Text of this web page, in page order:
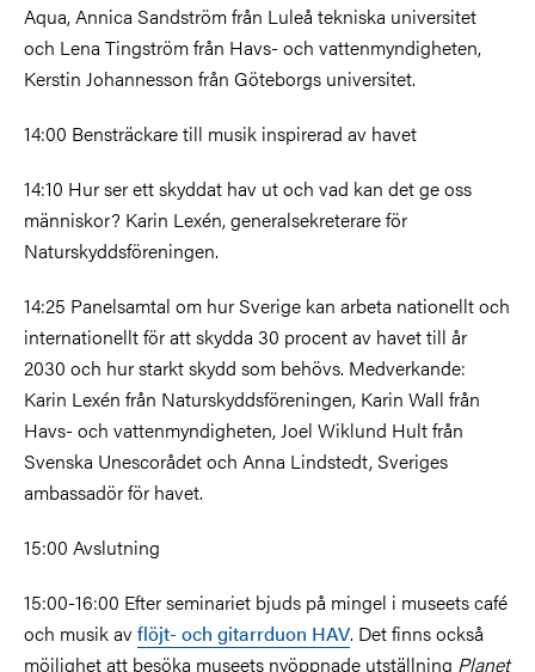
Aqua, Annica Sandström från Luleå tekniska universitet
och Lena Tingström från Havs- och vattenmyndigheten,
Kerstin Johannesson från Göteborgs universitet.
14:00 Bensträckare till musik inspirerad av havet
14:10 Hur ser ett skyddat hav ut och vad kan det ge oss
människor? Karin Lexén, generalsekreterare för
Naturskyddsföreningen.
14:25 Panelsamtal om hur Sverige kan arbeta nationellt och
internationellt för att skydda 30 procent av havet till år
2030 och hur starkt skydd som behövs. Medverkande:
Karin Lexén från Naturskyddsföreningen, Karin Wall från
Havs- och vattenmyndigheten, Joel Wiklund Hult från
Svenska Unescorådet och Anna Lindstedt, Sveriges
ambassadör för havet.
15:00 Avslutning
15:00-16:00 Efter seminariet bjuds på mingel i museets café
och musik avflöjt- och gitarrduon HAV. Det finns också
möjlighet att besöka museets nyöppnade utställning Planet